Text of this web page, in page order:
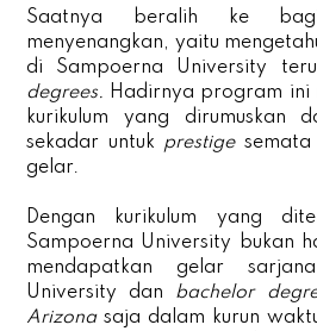
Saatnya beralih ke
menyenangkan, yaitu
di Sampoerna University
degrees. Hadirnya program ini
kurikulum yang dirumuskan
sekadar untuk prestige
gelar.
Dengan kurikulum yang
Sampoerna University bukan
mendapatkan gelar
University dan bachelor
Arizonasaja dalam kurun